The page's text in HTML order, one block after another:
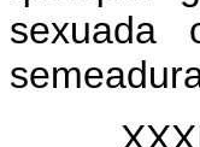
sexuada